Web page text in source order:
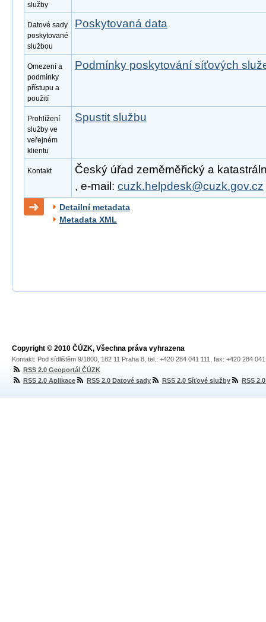
služby
Datové sady
poskytované
službou
Poskytovaná data
Omezení a
podmínky
přístupu a
použití
Podmínky poskytování síťových
Prohlížení
služby ve
veřejném
klientu
Spustit službu
Kontakt
Český úřad zeměměřický a
, e-mail: cuzk.helpdesk@cuzk.gov.cz
Detailní metadata
Metadata XML
Copyright © 2010 ČÚZK, Všechna práva vyhrazena
Kontakt: Pod sídlištěm 9/1800, 182 11 Praha 8, tel.: +420 284 041 111, fax: +420 284
RSS 2.0 Geoportál ČÚZK
RSS 2.0 Aplikace
RSS 2.0 Datové sady RSS 2.0 Síťové služby RSS